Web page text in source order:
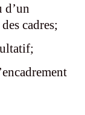
d’un
cadres;